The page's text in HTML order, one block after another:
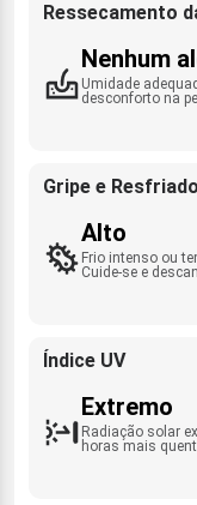
Ressecamento
Nenhum
Umidade
desconforto na
Gripe e Resfriado
Alto
Frio intenso ou
Cuide-se e
Índice UV
Extremo
Radiação solar
horas mais